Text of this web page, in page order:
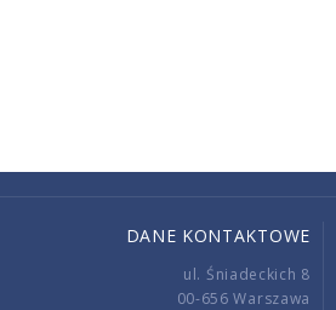
DANE KONTAKTOWE
ul. Śniadeckich 8
00-656 Warszawa